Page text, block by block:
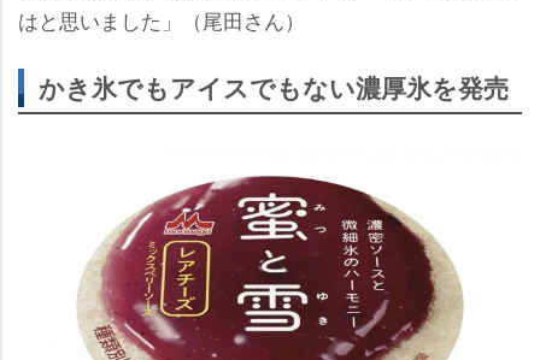
はと思いました」（尾田さん）
かき氷でもアイスでもない濃厚氷を発売